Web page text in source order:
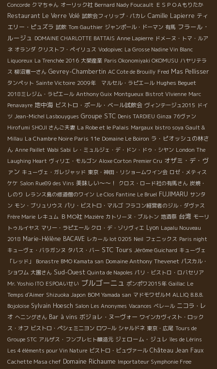
Concorde クマちゃん オーリック社 Bernard Nady Foucault ＥＳＰＯＡもりたか
Restaurant Le Verre Volé 試飲会フィリップ・パカレ Camille Lapierre ティ
エリー・ピュズラ 試飲 Tom Gauthier ジャンポール・ドーマン 有馬 フラール・
ルージュ DOMAINE CHARLOTTE BATTAIS Anne Lapierre ドメーヌ・トマ・ルア
ネ オランダ クリストフ・ペイリュス Vodopivec La Grosse Nadine Vin Blanc
Liquoreux La Trenchée 2016 大榮産業 Paris Okonomiyaki OKOMUSU ハヤリテラ
ス 柳沼憲一さん Gevrey-Chambertin AC Cote de Brouilly Fred Mas Pellisser
タンペット Sainte Victoire 2009年 マルセル・ラピエール Hughes Beguet
2018ミレジム・ラピエール Anthony Guix Montgueux Bistrot VIvienne Marc
Penavayre 地中海 ビストロ・ポール・ベール試飲会 ヴィンテージュ2015 ドイ
ツ Jean-Michel Lasbouygues Groupe STC Denis TARDIEU Ginza 76ヴァン
Hirofumi SHOJI さんご夫妻 La Robe et le Palais Margaux bistro soya Gault &
Millau La Chambre Noire Paris 11e Domaine Le Boiron ラ・ピオッシュの林さ
ん Anne Paillet Wabi Sabi レ・ミュルジェ・デ・ドン・ドゥ・シヤン London The
Laughing Heart ヴィリエ・モルゴン Aloxe Corton Premier Cru オザミ・デ・ヴ
ァン キューヴェ・ガレジャッド 東京・神田・リショームワイン会 ロゼ・メティス
ケケ Salon Rue89 des Vins 美味しい～～！ クロス・ロード社の有馬さん 炭焼・
しのり レランス島の修道僧のワイン Le Clos Fantine Le Bruel FUJIMARU サンタ
ン モン・ブリュリウス パリ・ビストロ・マルゴ フラコン経営者のジル・ダヴァス
Frère Marie レキュム ＢＭО社 Mazière カトリーヌ・ブルトン 地酒祭 台湾 モーリ
トゥルイヤス マリー・ラピエール クロ・デ・ゾリヴィエ Lyon Lapalu Nouveau
2018 Marie-Hélène BACAVE レカール lot 0205 Neil フェニックス Paris night
キューヴェ・バラガンヌ タパス・バー STC Tours Jérôme Guichard キューヴェ
「レッド」
Bonastre BMO Kamata san Domaine Anthony Thevenet パスカル・
ショワム 大園さん Sud-Ouest Quinta de Napoles パリ・ビストロ・ロバセリア
Mr. Yoshio ITO ESPOAいせい ブルゴーニュ ポンポワ2015年 Gaillac Le
Temps d'Aimer Shizuoka Japon BOM Yamada san マドモワゼルＭ ALLIQ B.B.B.
Bojoloise Sylvain Hoesch Salon Les Anonymes Vacances ベレール ニコラ・レ
オ へニングさん Bar à vins ボジョレ・ヌーヴォー ワインカヴィスト・ロック
ス・オフ ビストロ・ペシェミニヨン ロワ−ル シャルドネ 東京・広尾 Tours de
Groupe STC アルザス・フンブレヒト醸造元 ジェローム・ジュレ îles de Lérins
Les 4 éléments pour Vin Nature ビストロ・ビュヴァール Château Jean Faux
Cachette Masa chef Domaine Richaume Importateur Symphonie Free